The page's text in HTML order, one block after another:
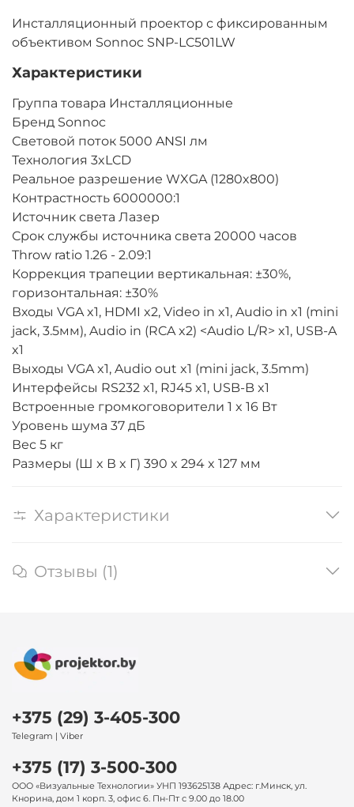
Инсталляционный проектор с фиксированным
объективом Sonnoc SNP-LC501LW
Характеристики
Группа товара Инсталляционные
Бренд Sonnoc
Световой поток 5000 ANSI лм
Технология 3xLCD
Реальное разрешение WXGA (1280x800)
Контрастность 6000000:1
Источник света Лазер
Срок службы источника света 20000 часов
Throw ratio 1.26 - 2.09:1
Коррекция трапеции вертикальная: ±30%,
горизонтальная: ±30%
Входы VGA x1, HDMI x2, Video in x1, Audio in x1 (mini
jack, 3.5мм), Audio in (RCA x2) <Audio L/R> x1, USB-A
x1
Выходы VGA x1, Audio out x1 (mini jack, 3.5mm)
Интерфейсы RS232 x1, RJ45 x1, USB-B x1
Встроенные громкоговорители 1 x 16 Вт
Уровень шума 37 дБ
Вес 5 кг
Размеры (Ш x В x Г) 390 x 294 x 127 мм
Характеристики
Отзывы (1)
+375 (29) 3-405-300
Telegram | Viber
+375 (17) 3-500-300
ООО «Визуальные Технологии» УНП 193625138 Адрес: г.Минск, ул.
Кнорина, дом 1 корп. 3, офис 6. Пн-Пт с 9.00 до 18.00